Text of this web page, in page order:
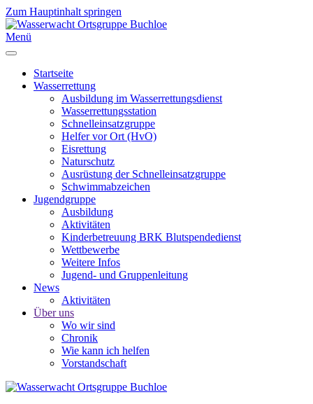
Zum Hauptinhalt springen
Menü
Startseite
Wasserrettung
Ausbildung im Wasserrettungsdienst
Wasserrettungsstation
Schnelleinsatzgruppe
Helfer vor Ort (HvO)
Eisrettung
Naturschutz
Ausrüstung der Schnelleinsatzgruppe
Schwimmabzeichen
Jugendgruppe
Ausbildung
Aktivitäten
Kinderbetreuung BRK Blutspendedienst
Wettbewerbe
Weitere Infos
Jugend- und Gruppenleitung
News
Aktivitäten
Über uns
Wo wir sind
Chronik
Wie kann ich helfen
Vorstandschaft